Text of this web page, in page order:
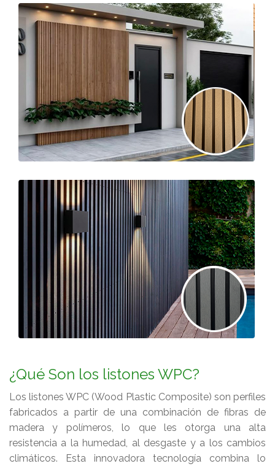
¿Qué Son los listones WPC?
Los listones WPC (Wood Plastic Composite) son perfiles
fabricados a partir de una combinación de fibras de
madera y polímeros, lo que les otorga una alta
resistencia a la humedad, al desgaste y a los cambios
climáticos. Esta innovadora tecnología combina lo